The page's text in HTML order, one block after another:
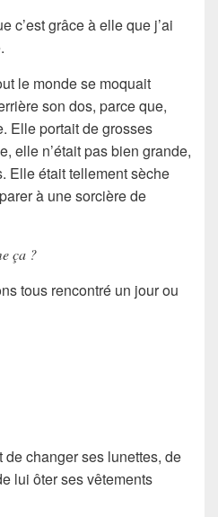
c’est grâce à elle que j’ai
le monde se moquait
son dos, parce que,
Elle portait de grosses
elle n’était pas bien grande,
Elle était tellement sèche
à une sorcière de
ça ?
tous rencontré un jour ou
de changer ses lunettes, de
lui ôter ses vêtements